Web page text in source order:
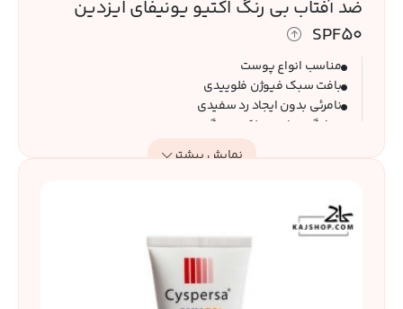
ضد آفتاب بی رنگ اکتیو یونیفای ایزدین
SPF50
مناسب انواع پوست
بافت سبک فیوژن فلوییدی
نامرئی بدون ایجاد رد سفیدی
پیشگیری از بروز لک و تیرگی
کمک به کاهش ظاهر لک ناشی از آفتاب
نمایش بیشتر